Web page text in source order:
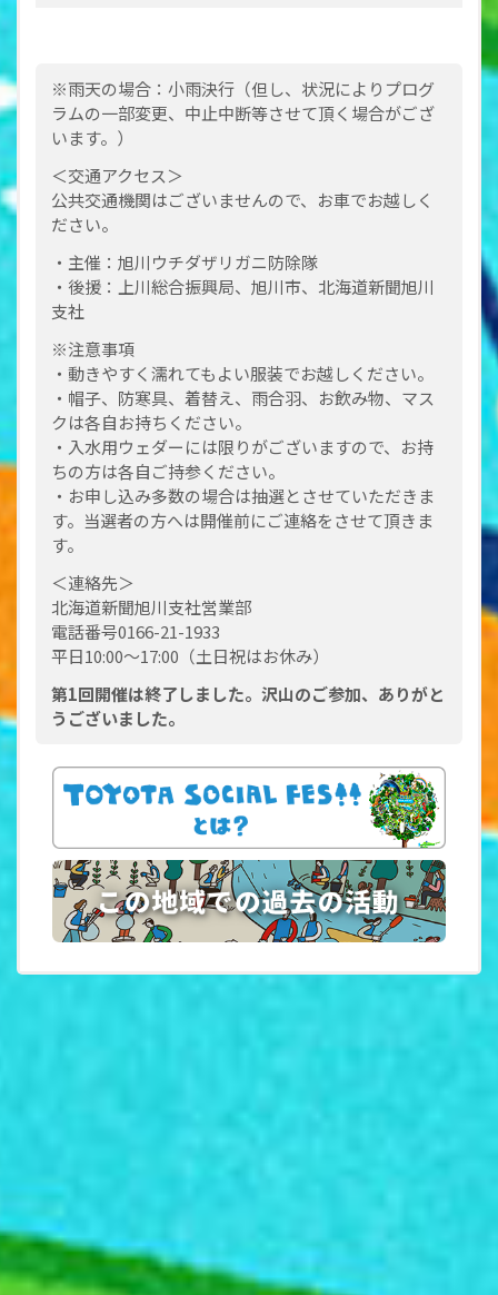
※雨天の場合：小雨決行（但し、状況によりプログ
ラムの一部変更、中止中断等させて頂く場合がござ
います。）
＜交通アクセス＞
公共交通機関はございませんので、お車でお越しく
ださい。
・主催：旭川ウチダザリガニ防除隊
・後援：上川総合振興局、旭川市、北海道新聞旭川
支社
※注意事項
・動きやすく濡れてもよい服装でお越しください。
・帽子、防寒具、着替え、雨合羽、お飲み物、マス
クは各自お持ちください。
・入水用ウェダーには限りがございますので、お持
ちの方は各自ご持参ください。
・お申し込み多数の場合は抽選とさせていただきま
す。当選者の方へは開催前にご連絡をさせて頂きま
す。
＜連絡先＞
北海道新聞旭川支社営業部
電話番号0166-21-1933
平日10:00～17:00（土日祝はお休み）
第1回開催は終了しました。沢山のご参加、ありがと
うございました。